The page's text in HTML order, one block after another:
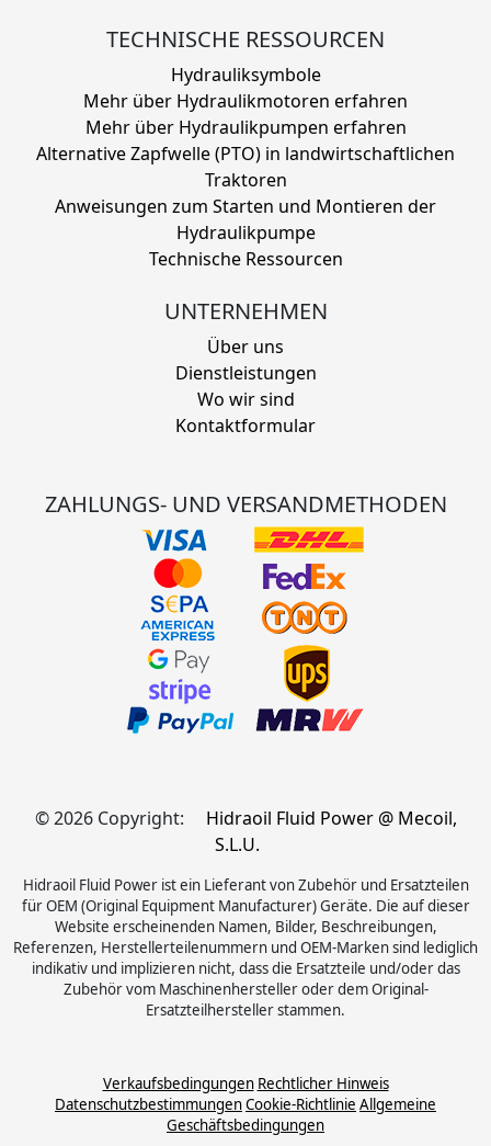
TECHNISCHE RESSOURCEN
Hydrauliksymbole
Mehr über Hydraulikmotoren erfahren
Mehr über Hydraulikpumpen erfahren
Alternative Zapfwelle (PTO) in landwirtschaftlichen
Traktoren
Anweisungen zum Starten und Montieren der
Hydraulikpumpe
Technische Ressourcen
UNTERNEHMEN
Über uns
Dienstleistungen
Wo wir sind
Kontaktformular
ZAHLUNGS- UND VERSANDMETHODEN
© 2026 Copyright:
Hidraoil Fluid Power @ Mecoil,
S.L.U.
Hidraoil Fluid Power ist ein Lieferant von Zubehör und Ersatzteilen
für OEM (Original Equipment Manufacturer) Geräte. Die auf dieser
Website erscheinenden Namen, Bilder, Beschreibungen,
Referenzen, Herstellerteilenummern und OEM-Marken sind lediglich
indikativ und implizieren nicht, dass die Ersatzteile und/oder das
Zubehör vom Maschinenhersteller oder dem Original-
Ersatzteilhersteller stammen.
Verkaufsbedingungen Rechtlicher Hinweis
DatenschutzbestimmungenCookie-Richtlinie Allgemeine
Geschäftsbedingungen